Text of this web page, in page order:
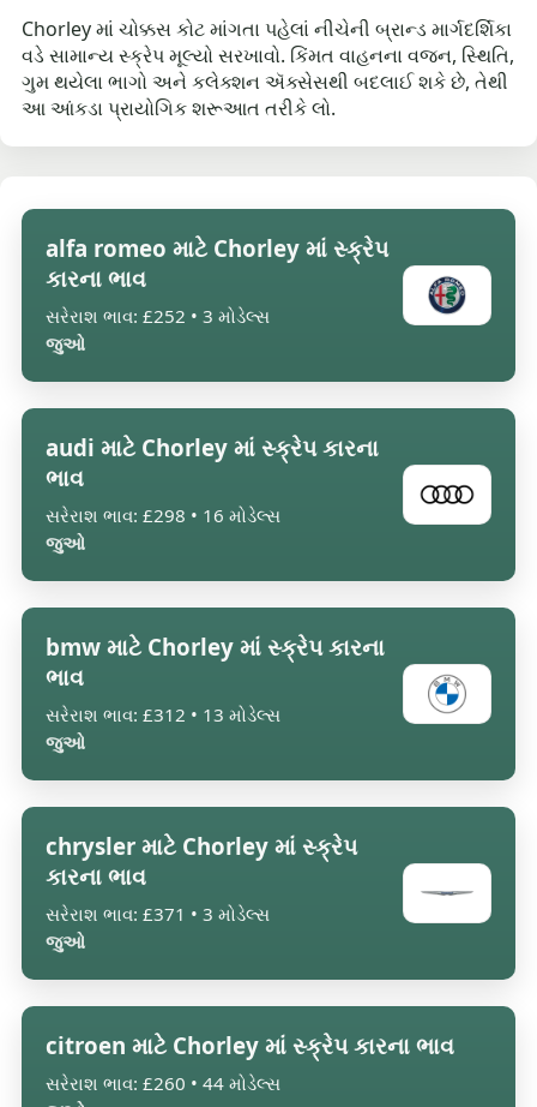
Chorley માં ચોક્કસ કોટ માંગતા પહેલાં નીચેની બ્રાન્ડ માર્ગદર્શિકા
વડે સામાન્ય સ્ક્રેપ મૂલ્યો સરખાવો. કિંમત વાહનના વજન, સ્થિતિ,
ગુમ થયેલા ભાગો અને કલેક્શન ઍક્સેસથી બદલાઈ શકે છે, તેથી
આ આંકડા પ્રાયોગિક શરૂઆત તરીકે લો.
alfa romeo માટે Chorley માં સ્ક્રેપ
કારના ભાવ
સરેરાશ ભાવ: £252 • 3 મોડેલ્સ
જુઓ
audi માટે Chorley માં સ્ક્રેપ કારના
ભાવ
સરેરાશ ભાવ: £298 • 16 મોડેલ્સ
જુઓ
bmw માટે Chorley માં સ્ક્રેપ કારના
ભાવ
સરેરાશ ભાવ: £312 • 13 મોડેલ્સ
જુઓ
chrysler માટે Chorley માં સ્ક્રેપ
કારના ભાવ
સરેરાશ ભાવ: £371 • 3 મોડેલ્સ
જુઓ
citroen માટે Chorley માં સ્ક્રેપ કારના ભાવ
સરેરાશ ભાવ: £260 • 44 મોડેલ્સ